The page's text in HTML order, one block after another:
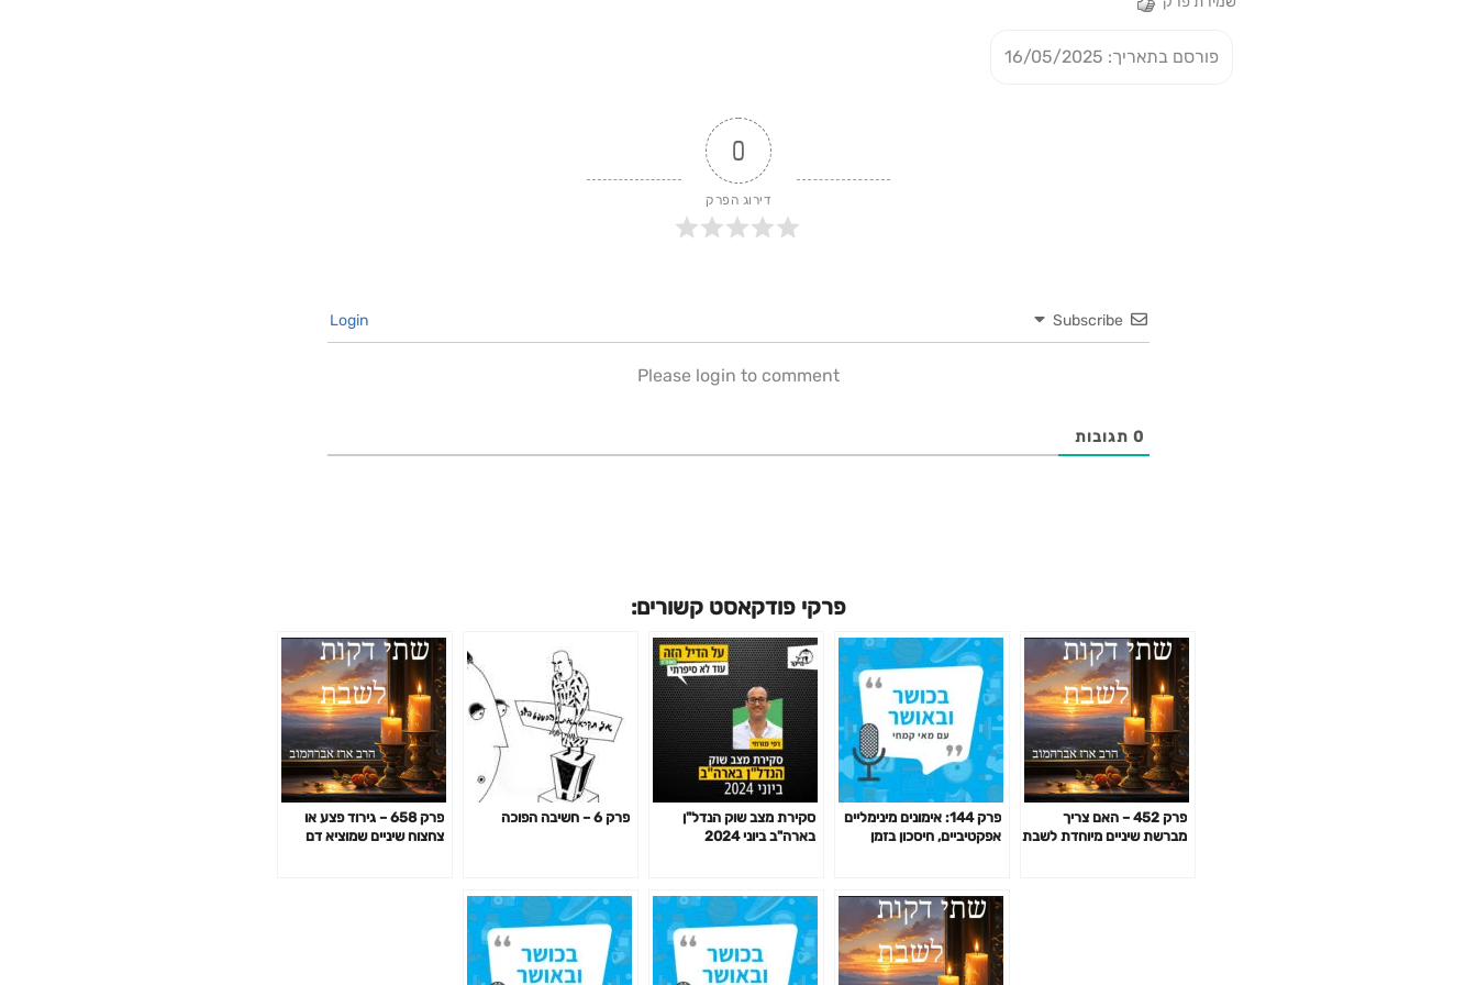
פורסם בתאריך: 16/05/2025
0
דירוג הפרק
Subscribe
Please login to comment
0 תגובות
פרקי פודקאסט קשורים:
פרק 452 – האם צריך
מברשת שיניים מיוחדת לשבת
פרק 144: אימונים מינימליים
אפקטיביים, חיסכון בזמן
סקירת מצב שוק הנדל"ן
בארה"ב ביוני 2024
פרק 6 – חשיבה הפוכה
פרק 658 – גירוד פצע או
צחצוח שיניים שמוציא דם